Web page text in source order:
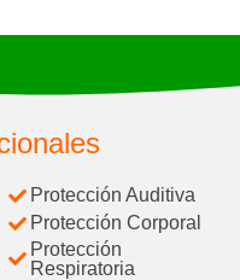
Protección Auditiva
Protección Corporal
Protección
Respiratoria